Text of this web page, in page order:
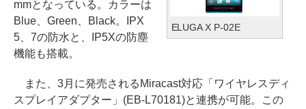
ELUGA X P-02E
mmとなっている。カラーは
Blue、Green、Black。IPX
5、7の防水と、IP5Xの防塵
機能も搭載。
また、3月に発売されるMiracast対応「ワイヤレスディ
スプレイアダプター」(EB-L70181)と連携が可能。この